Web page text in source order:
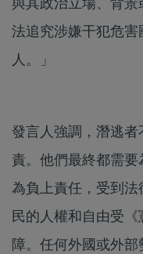
與其政治立場、背
法追究涉嫌干犯危
人。」
發言人強調，潛逃者
責。他們最終都需
為負上責任，受到
民的人權和自由受
障。任何外國或外